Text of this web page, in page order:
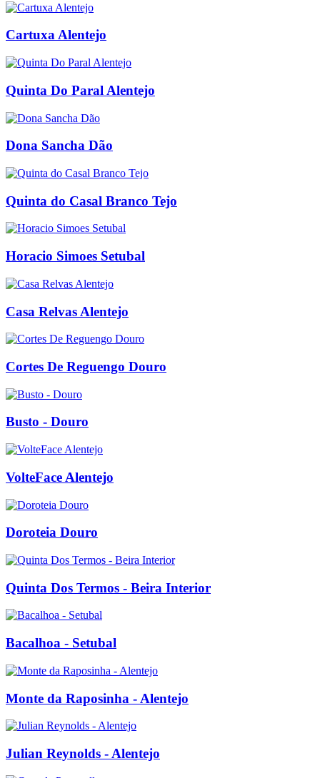
Cartuxa Alentejo
Quinta Do Paral Alentejo
Dona Sancha Dão
Quinta do Casal Branco Tejo
Horacio Simoes Setubal
Casa Relvas Alentejo
Cortes De Reguengo Douro
Busto - Douro
VolteFace Alentejo
Doroteia Douro
Quinta Dos Termos - Beira Interior
Bacalhoa - Setubal
Monte da Raposinha - Alentejo
Julian Reynolds - Alentejo